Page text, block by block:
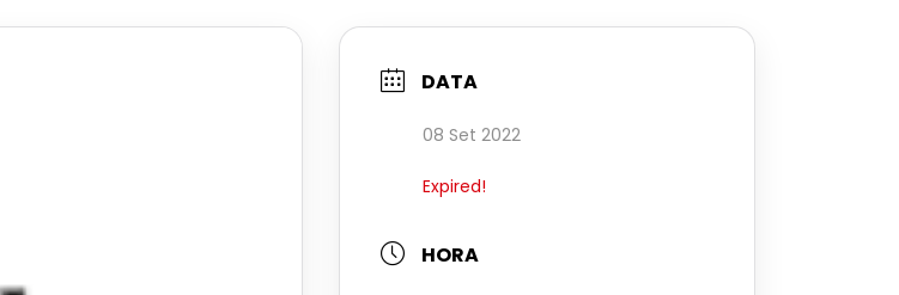
DATA
08 Set 2022
Expired!
HORA